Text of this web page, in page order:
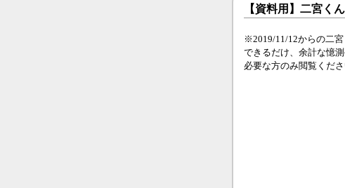
【資料用】二宮く
※2019/11/12からの二宮
できるだけ、余計な憶
必要な方のみ閲覧くださ